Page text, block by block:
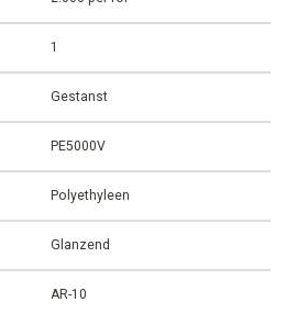
1
Gestanst
PE5000V
Polyethyleen
Glanzend
AR-10